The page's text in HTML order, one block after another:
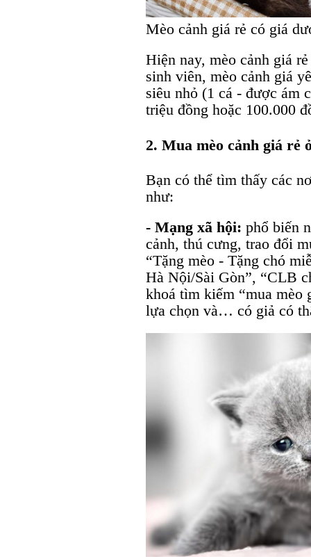
Mèo cảnh giá rẻ có giá
Hiện nay, mèo cảnh giá
sinh viên, mèo cảnh giá
siêu nhỏ (1 cá - được ám
triệu đồng hoặc 100.000
2. Mua mèo cảnh giá rẻ
Bạn có thể tìm thấy các
như:
- Mạng xã hội: phổ biến
cảnh, thú cưng, trao đổi
“Tặng mèo - Tặng chó
Hà Nội/Sài Gòn”, “CLB
khoá tìm kiếm “mua mèo
lựa chọn và… có giả có